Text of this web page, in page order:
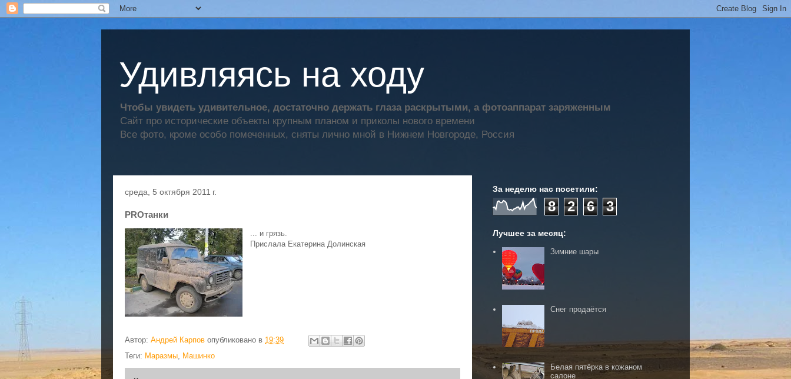
Удивляясь на ходу
Чтобы увидеть удивительное, достаточно держать глаза раскрытыми, а фотоаппарат заряженным
Сайт про исторические объекты крупным планом и приколы нового времени
Все фото, кроме особо помеченных, сняты лично мной в Нижнем Новгороде, Россия
среда, 5 октября 2011 г.
PROтанки
... и грязь.
Прислала Екатерина Долинская
Автор: Андрей Карпов опубликовано в 19:39
Теги: Маразмы, Машинко
За неделю нас посетили:
8 2 6 3
Лучшее за месяц:
Зимние шары
Снег продаётся
Белая пятёрка в кожаном
салоне